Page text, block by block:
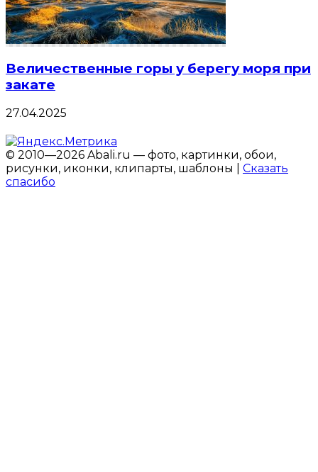
Величественные горы у берегу моря при
закате
27.04.2025
© 2010—2026 Abali.ru — фото, картинки, обои,
рисунки, иконки, клипарты, шаблоны | Сказать
спасибо